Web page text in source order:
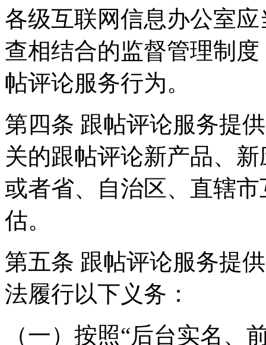
各级互联网信息办公室
查相结合的监督管理制
帖评论服务行为。
第四条 跟帖评论服务提
关的跟帖评论新产品、
或者省、自治区、直辖
估。
第五条 跟帖评论服务提
法履行以下义务：
（一）按照“后台实名、